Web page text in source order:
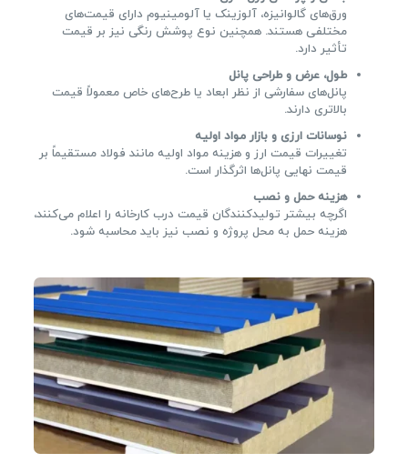
ورق‌های گالوانیزه، آلوزینک یا آلومینیوم دارای قیمت‌های
مختلفی هستند. همچنین نوع پوشش رنگی نیز بر قیمت
تأثیر دارد.
طول، عرض و طراحی پانل
پانل‌های سفارشی از نظر ابعاد یا طرح‌های خاص معمولاً قیمت
بالاتری دارند.
نوسانات ارزی و بازار مواد اولیه
تغییرات قیمت ارز و هزینه مواد اولیه مانند فولاد مستقیماً بر
قیمت نهایی پانل‌ها اثرگذار است.
هزینه حمل و نصب
اگرچه بیشتر تولیدکنندگان قیمت درب کارخانه را اعلام می‌کنند،
هزینه حمل به محل پروژه و نصب نیز باید محاسبه شود.